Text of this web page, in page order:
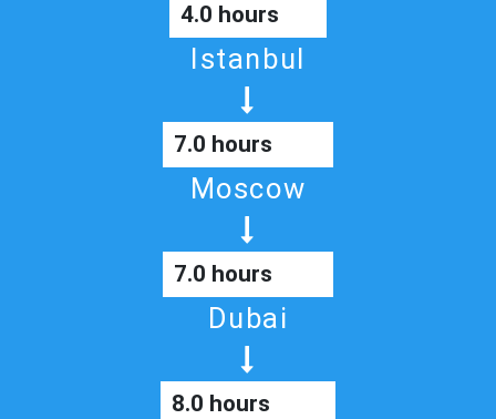
4.0 hours
Istanbul
7.0 hours
Moscow
7.0 hours
Dubai
8.0 hours